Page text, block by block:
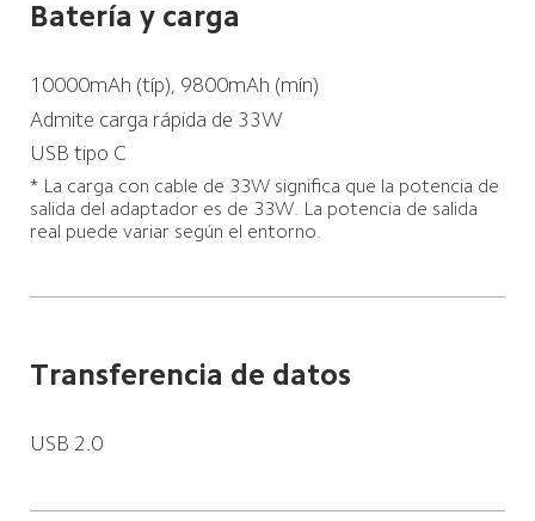
Batería y carga
10000mAh (típ), 9800mAh (mín)
Admite carga rápida de 33W
USB tipo C
* La carga con cable de 33W significa que la potencia de
salida del adaptador es de 33W. La potencia de salida
real puede variar según el entorno.
Transferencia de datos
USB 2.0